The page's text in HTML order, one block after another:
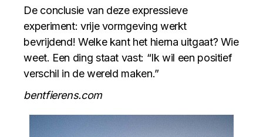
De conclusie van deze expressieve
experiment: vrije vormgeving werkt
bevrijdend! Welke kant het hierna uitgaat? Wie
weet. Een ding staat vast: “Ik wil een positief
verschil in de wereld maken.”
bentfierens.com